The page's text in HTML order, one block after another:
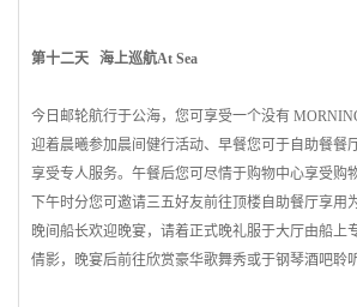
第十二天 海上巡航At Sea
今日邮轮航行于公海，您可享受一个没有
迎着晨曦参加晨间健行活动、早餐您可于自助餐餐
享受专人服务。午餐后您可尽情于购物中心享受购
下午时分您可邀请三五好友前往顶楼自助餐厅享用
晚间船长欢迎晚宴，请着正式晚礼服于大厅由船上
倩影，晚宴后前往欣赏豪华歌舞秀或于钢琴酒吧聆听